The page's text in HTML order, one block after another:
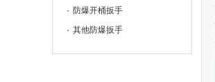
防爆开桶扳手
其他防爆扳手